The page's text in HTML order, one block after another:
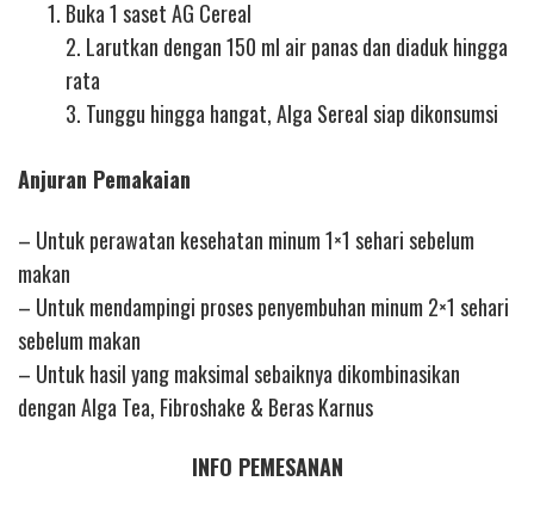
Buka 1 saset AG Cereal
2. Larutkan dengan 150 ml air panas dan diaduk hingga
rata
3. Tunggu hingga hangat, Alga Sereal siap dikonsumsi
Anjuran Pemakaian
– Untuk perawatan kesehatan minum 1×1 sehari sebelum
makan
– Untuk mendampingi proses penyembuhan minum 2×1 sehari
sebelum makan
– Untuk hasil yang maksimal sebaiknya dikombinasikan
dengan Alga Tea, Fibroshake & Beras Karnus
INFO PEMESANAN